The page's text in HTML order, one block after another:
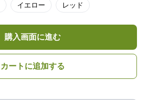
イエロー レッド
購入画面に進む
カートに追加する